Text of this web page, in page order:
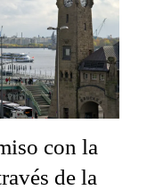
con la
de la